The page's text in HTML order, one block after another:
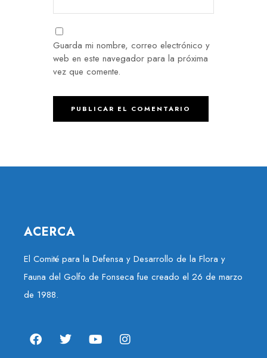
Guarda mi nombre, correo electrónico y
web en este navegador para la próxima
vez que comente.
ACERCA
El Comité para la Defensa y Desarrollo de la Flora y
Fauna del Golfo de Fonseca fue creado el 26 de marzo
de 1988.